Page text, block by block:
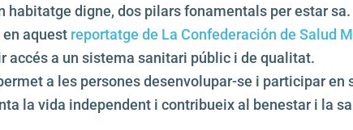
habitatge digne, dos pilars fonamentals per estar
en aquest reportatge de La Confederación de Salud
accés a un sistema sanitari públic i de qualitat.
a les persones desenvolupar-se i participar
la vida independent i contribueix al benestar i la